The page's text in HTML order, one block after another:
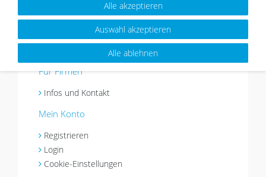
Vertrag widerrufen
Kontakt
Für Firmen
Infos und Kontakt
Mein Konto
Registrieren
Login
Cookie-Einstellungen
Alle akzeptieren
Auswahl akzeptieren
Alle ablehnen